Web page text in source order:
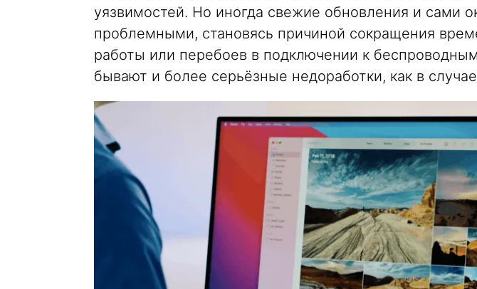
уязвимостей. Но иногда свежие обновления и сами
проблемными, становясь причиной сокращения
работы или перебоев в подключении к
бывают и более серьёзные недоработки, как в